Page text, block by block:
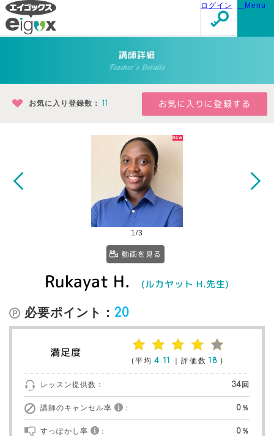
Menu
ログイン
講師詳細
Teacher's Details
1/3
動画を見る
Rukayat H. (ルカヤット H.先生)
必要ポイント： 20
満足度
(平均 4.11 ｜評価数 18 )
レッスン提供数： 34回
講師のキャンセル率 ： 0％
すっぽかし率 ： 0％
お気に入り登録数：11